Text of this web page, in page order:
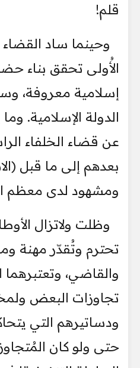
قلم!
وحينما ساد القضاء
الأُولى تحقق بناء
إسلامية معروفة،
الدولة الإسلامية. وما
عن قضاء الخلفاء
بعدهم إلى ما قبل
ومشهود لدى معظم
وظلت ولاتزال
تحترم وتُقدّر مهنة
والقاضي، وتعتبرهما
تجاوزات البعض
ودساتيرهم التي
حتى ولو كان